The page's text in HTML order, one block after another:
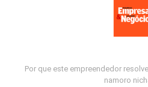
Por que este empreendedor
namoro